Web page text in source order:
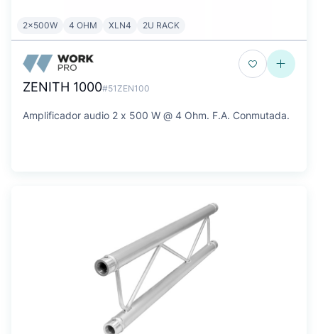
2x500W 4 OHM XLN4 2U RACK
ZENITH 1000#51ZEN100
Amplificador audio 2 x 500 W @ 4 Ohm. F.A. Conmutada.